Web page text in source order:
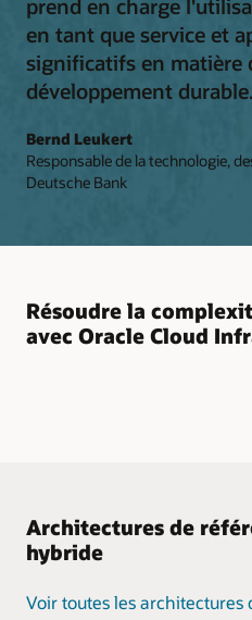
prend en charge
en tant que service et
significatifs en matière
développement
Bernd Leukert
Responsable de la technologie,
Deutsche Bank
Résoudre la
avec Oracle Cloud
Architectures de
hybride
Voir toutes les architectures